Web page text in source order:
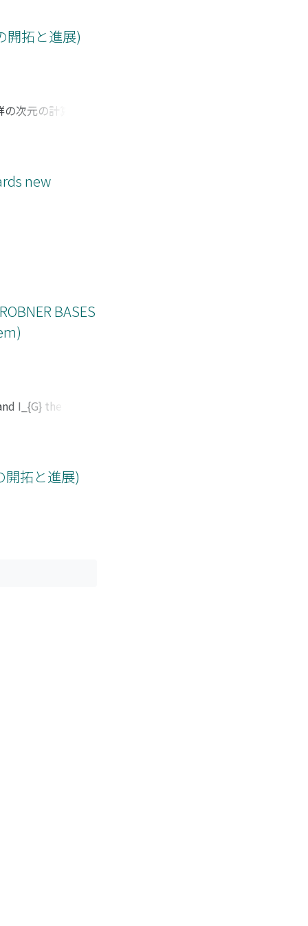
開拓と進展)
次元の計算方法
を記述し, 著者
をまとめたもの
new
BASES
I_{G} the toric
by
by quadratic
to 8 vertices.
開拓と進展)